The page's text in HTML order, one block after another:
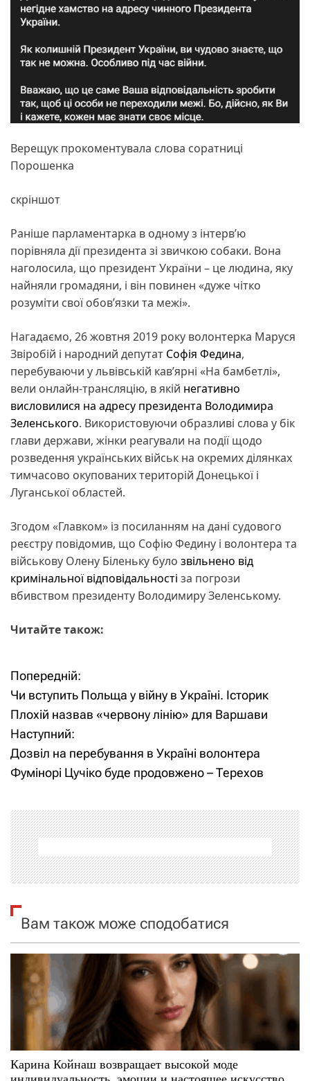
Верещук прокоментувала слова соратниці
Порошенка
скріншот
Раніше парламентарка в одному з інтерв’ю
порівняла дії президента зі звичкою собаки. Вона
наголосила, що президент України – це людина, яку
найняли громадяни, і він повинен «дуже чітко
розуміти свої обов’язки та межі».
Нагадаємо, 26 жовтня 2019 року волонтерка Маруся
Звіробій і народний депутат Софія Федина,
перебуваючи у львівській кав’ярні «На бамбетлі»,
вели онлайн-трансляцію, в якій негативно
висловилися на адресу президента Володимира
Зеленського. Використовуючи образливі слова у бік
глави держави, жінки реагували на події щодо
розведення українських військ на окремих ділянках
тимчасово окупованих територій Донецької і
Луганської областей.
Згодом «Главком» із посиланням на дані судового
реєстру повідомив, що Софію Федину і волонтера та
військову Олену Біленьку було звільнено від
кримінальної відповідальності за погрози
вбивством президенту Володимиру Зеленському.
Читайте також:
Н
а
в
і
а
ц
і
я
з
с
Попередній:
Чи вступить Польща у війну в Україні. Історик
Плохій назвав «червону лінію» для Варшави
Наступний:
Дозвіл на перебування в Україні волонтера
Фумінорі Цучіко буде продовжено – Терехов
Вам також може сподобатися
Карина Койнаш возвращает высокой моде